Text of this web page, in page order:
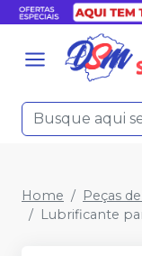
Home Peças
Lubrificante